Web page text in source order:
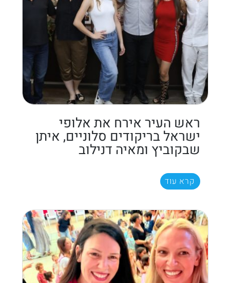
ראש העיר אירח את אלופי
ישראל בריקודים סלוניים, איתן
שבקוביץ ומאיה דנילוב
קרא עוד